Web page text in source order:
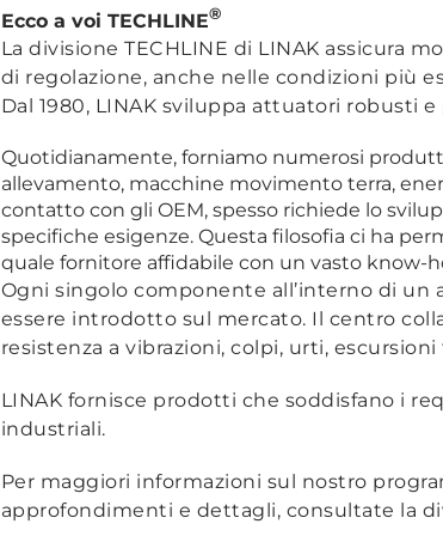
Ecco a voi TECHLINE®
La divisione TECHLINE di LINAK assicura
di regolazione, anche nelle condizioni più
Dal 1980, LINAK sviluppa attuatori robusti
Quotidianamente, forniamo numerosi
allevamento, macchine movimento terra,
contatto con gli OEM, spesso richiede lo
specifiche esigenze. Questa filosofia ci ha
quale fornitore affidabile con un vasto know-
Ogni singolo componente all’interno di
essere introdotto sul mercato. Il centro
resistenza a vibrazioni, colpi, urti,
LINAK fornisce prodotti che soddisfano i
industriali.
Per maggiori informazioni sul nostro
approfondimenti e dettagli, consultate la